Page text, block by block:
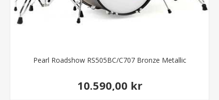
Pearl Roadshow RS505BC/C707 Bronze Metallic
10.590,00 kr